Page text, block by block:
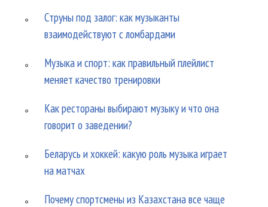
Струны под залог: как музыканты
взаимодействуют с ломбардами
Музыка и спорт: как правильный плейлист
меняет качество тренировки
Как рестораны выбирают музыку и что она
говорит о заведении?
Беларусь и хоккей: какую роль музыка играет
на матчах
Почему спортсмены из Казахстана все чаще